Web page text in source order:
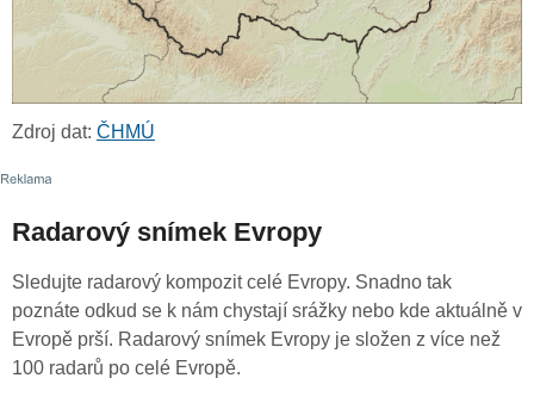
Zdroj dat: ČHMÚ
Radarový snímek Evropy
Sledujte radarový kompozit celé Evropy. Snadno tak
poznáte odkud se k nám chystají srážky nebo kde aktuálně v
Evropě prší. Radarový snímek Evropy je složen z více než
100 radarů po celé Evropě.